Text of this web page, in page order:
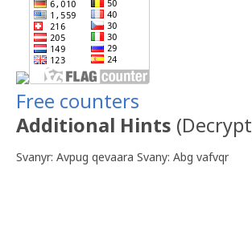
Free counters
Additional Hints (Decrypt
Svanyr: Avpug qevaara Svany: Abg vafvqr